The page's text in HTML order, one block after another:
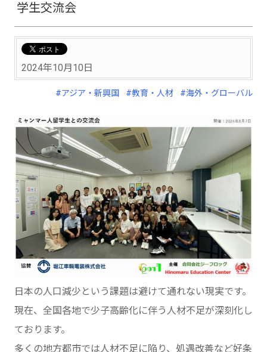
学生交流会
2024年10月10日
#アジア・新興国 #教育・人材 #海外・グローバル
日本の人口減少という課題は避けて通れない現実です。
現在、全国各地で少子高齢化に伴う人材不足が深刻化し
ております。
多くの地方都市では人材不足に陥り、処遇改善など好条